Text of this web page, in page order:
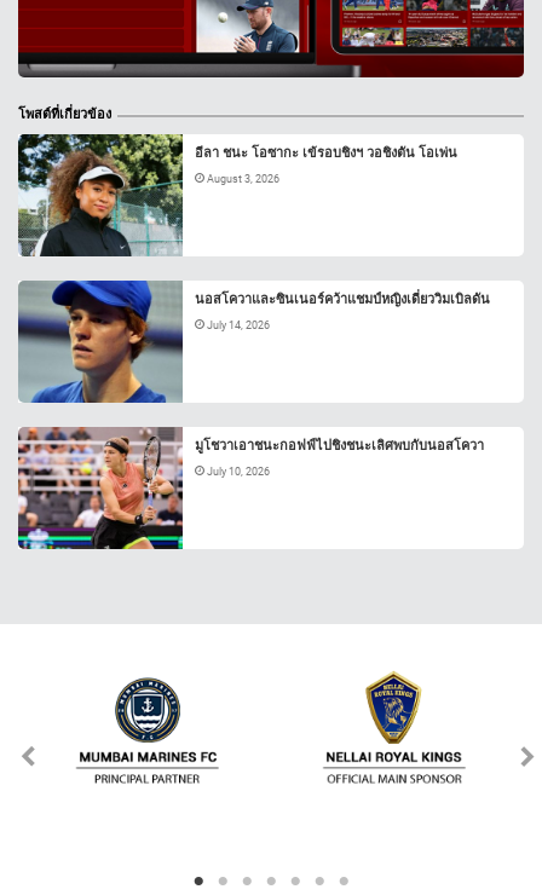
โพสต์ที่เกี่ยวข้อง
อีลา ชนะ โอซากะ เข้รอบชิงฯ วอชิงตัน โอเพ่น
August 3, 2026
นอสโควาและซินเนอร์คว้าแชมป์หญิงเดี่ยววิมเบิลดัน
July 14, 2026
มูโชวาเอาชนะกอฟฟ์ไปชิงชนะเลิศพบกับนอสโควา
July 10, 2026